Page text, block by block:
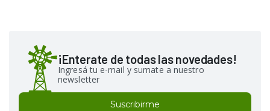
¡Enterate de todas las novedades!
Ingresá tu e-mail y sumate a nuestro
newsletter
Suscribirme